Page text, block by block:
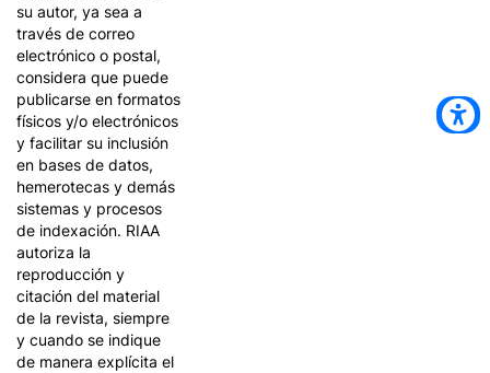
su autor, ya sea a
través de correo
electrónico o postal,
considera que puede
publicarse en formatos
físicos y/o electrónicos
y facilitar su inclusión
en bases de datos,
hemerotecas y demás
sistemas y procesos
de indexación. RIAA
autoriza la
reproducción y
citación del material
de la revista, siempre
y cuando se indique
de manera explícita el